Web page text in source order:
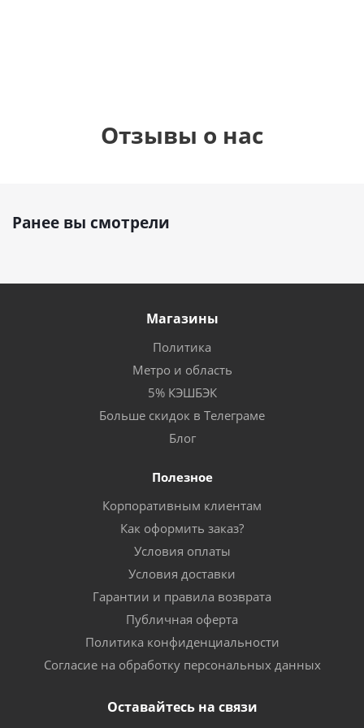
Отзывы о нас
Ранее вы смотрели
Магазины
Политика
Метро и область
5% КЭШБЭК
Больше скидок в Телеграме
Блог
Полезное
Корпоративным клиентам
Как оформить заказ?
Условия оплаты
Условия доставки
Гарантии и правила возврата
Публичная оферта
Политика конфиденциальности
Согласие на обработку персональных данных
Оставайтесь на связи